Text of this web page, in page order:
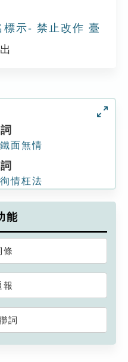
標示- 禁止改作 臺
鐵面無情
徇情枉法
能
條
報
詞